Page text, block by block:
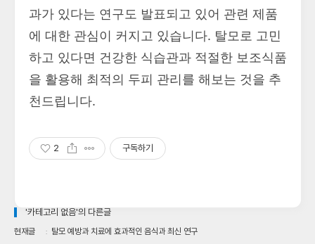
과가 있다는 연구도 발표되고 있어 관련 제품
에 대한 관심이 커지고 있습니다. 탈모로 고민
하고 있다면 건강한 식습관과 적절한 보조식품
을 활용해 최적의 두피 관리를 해보는 것을 추
천드립니다.
2 구독하기
'카테고리 없음'의 다른글
현재글 탈모 예방과 치료에 효과적인 음식과 최신 연구